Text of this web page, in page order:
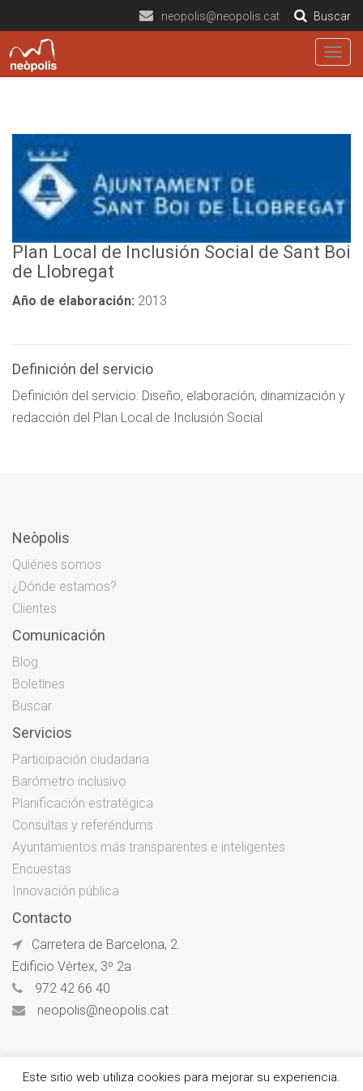
neopolis@neopolis.cat Buscar
Plan Local de Inclusión Social de Sant Boi
de Llobregat
Año de elaboración: 2013
Definición del servicio
Definición del servicio: Diseño, elaboración, dinamización y
redacción del Plan Local de Inclusión Social
Neòpolis
Quiénes somos
¿Dónde estamos?
Clientes
Comunicación
Blog
Boletines
Buscar
Servicios
Participación ciudadana
Barómetro inclusivo
Planificación estratégica
Consultas y referéndums
Ayuntamientos más transparentes e inteligentes
Encuestas
Innovación pública
Contacto
Carretera de Barcelona, 2.
Edificio Vèrtex, 3º 2a
972 42 66 40
neopolis@neopolis.cat
Este sitio web utiliza cookies para mejorar su experiencia.